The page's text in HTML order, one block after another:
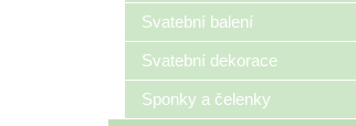
Svatební balení
Svatební dekorace
Sponky a čelenky